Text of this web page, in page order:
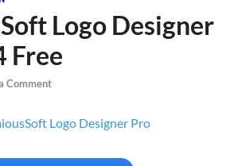
Logo Designer
Free
Comment